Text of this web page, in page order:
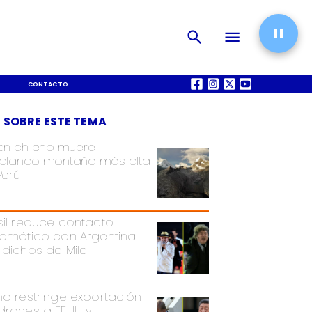
CONTACTO QUIÉNES SOMOS
chileno muere
montaña más alta
reduce contacto
con Argentina
de Milei
restringe exportación
ESTE TEMA